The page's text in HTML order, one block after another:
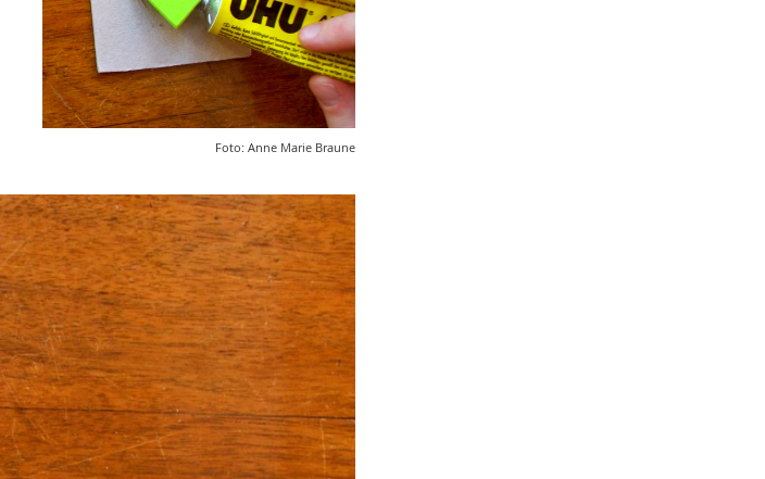
Foto: Anne Marie Braune